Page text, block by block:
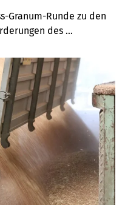
Granum-Runde zu den
des
Franken zu senken –
der Klasse Top. Die
der
zurückhaltend